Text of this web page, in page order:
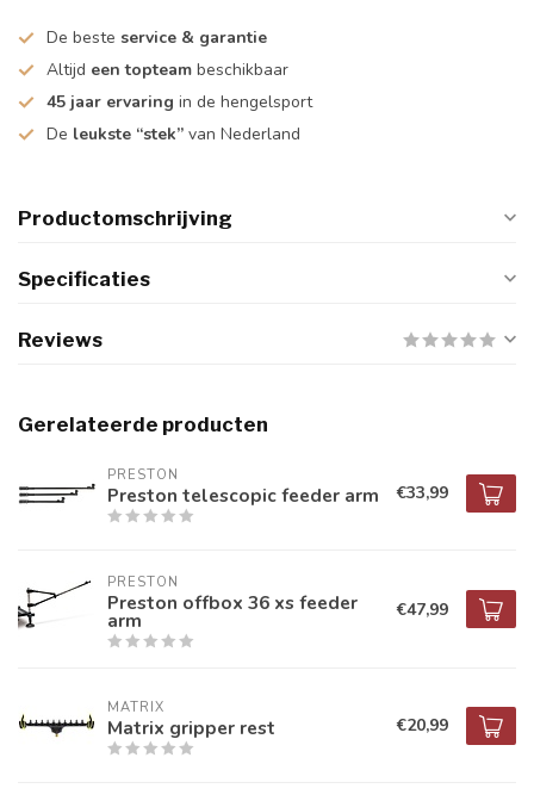
De beste service & garantie
Altijd een topteam beschikbaar
45 jaar ervaring in de hengelsport
De leukste “stek” van Nederland
Productomschrijving
Specificaties
Reviews
Gerelateerde producten
PRESTON
Preston telescopic feeder arm €33,99
PRESTON
Preston offbox 36 xs feeder
arm €47,99
MATRIX
Matrix gripper rest €20,99